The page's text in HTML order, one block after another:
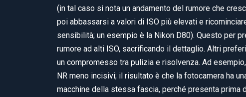
(in tal caso si nota un andamento del rumore che
poi abbassarsi a valori di ISO più elevati e
sensibilità; un esempio è la Nikon D80). Questo per
rumore ad alti ISO, sacrificando il dettaglio. Altri
un compromesso tra pulizia e risolvenza. Ad
NR meno incisivi; il risultato è che la fotocamera ha
macchine della stessa fascia, perché presenta prima